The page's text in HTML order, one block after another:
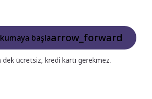
başlaarrow_forward
dek ücretsiz, kredi kartı gerekmez.